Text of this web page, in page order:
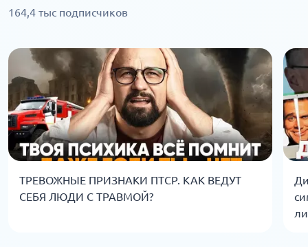
164,4 тыс подписчиков
ТРЕВОЖНЫЕ ПРИЗНАКИ ПТСР. КАК ВЕДУТ
СЕБЯ ЛЮДИ С ТРАВМОЙ?